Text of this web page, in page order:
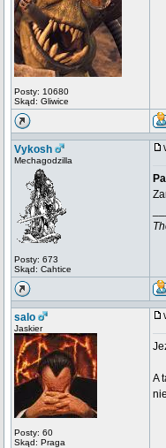
Posty: 10680
Skąd: Gliwice
Vykosh
Mechagodzilla
Posty: 673
Skąd: Cahtice
salo
Jaskier
Posty: 60
Skąd: Praga
A